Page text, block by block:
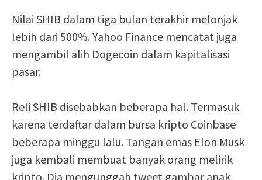
Nilai SHIB dalam tiga bulan terakhir melonjak
lebih dari 500%. Yahoo Finance mencatat juga
mengambil alih Dogecoin dalam kapitalisasi
pasar.
Reli SHIB disebabkan beberapa hal. Termasuk
karena terdaftar dalam bursa kripto Coinbase
beberapa minggu lalu. Tangan emas Elon Musk
juga kembali membuat banyak orang melirik
kripto. Dia mengunggah tweet gambar anak